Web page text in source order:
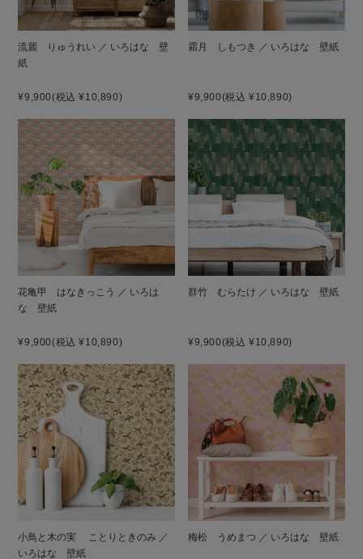
流麗 りゅうれい ／ いろはな 壁
紙
¥9,900(税込 ¥10,890)
霜月 しもつき ／ いろはな 壁紙
¥9,900(税込 ¥10,890)
花亀甲 はなきっこう ／ いろは
な 壁紙
¥9,900(税込 ¥10,890)
群竹 むらたけ ／ いろはな 壁紙
¥9,900(税込 ¥10,890)
小鳥と木の実 ことりときのみ ／
いろはな 壁紙
梅松 うめまつ ／ いろはな 壁紙